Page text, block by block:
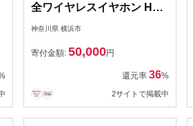
全ワイヤレスイヤホン HA-
NP1T【カラー選択可】 | オ
ヤホン イヤフォン 人気 お
すすめ 送料無料｜神奈川県
神奈川県 横浜市
寄付金額:50,000円
還元率 36%
2サイトで掲載中